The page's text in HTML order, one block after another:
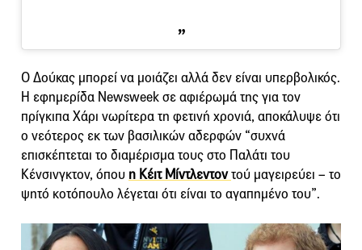
Ο Δούκας μπορεί να μοιάζει αλλά δεν είναι υπερβολικός.
Η εφημερίδα Newsweek σε αφιέρωμά της για τον
πρίγκιπα Χάρι νωρίτερα τη φετινή χρονιά, αποκάλυψε ότι
ο νεότερος εκ των βασιλικών αδερφών “συχνά
επισκέπτεται το διαμέρισμα τους στο Παλάτι του
Κένσινγκτον, όπου η Κέιτ Μίντλεντοντού μαγειρεύει – το
ψητό κοτόπουλο λέγεται ότι είναι το αγαπημένο του”.